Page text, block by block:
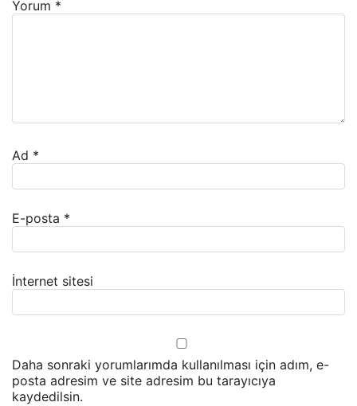
Yorum *
Ad *
E-posta *
İnternet sitesi
Daha sonraki yorumlarımda kullanılması için adım, e-
posta adresim ve site adresim bu tarayıcıya
kaydedilsin.